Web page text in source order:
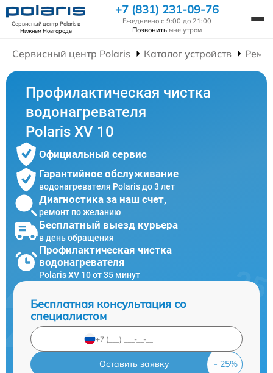
Сервисный центр Polarisв
Нижнем Новгороде
+7 (831) 231-09-76
Ежедневно с 9:00 до 21:00
Позвонить мне утром
Сервисный центр Polaris Каталог устройств
Профилактическая чистка
водонагревателя
Polaris XV 10
Официальный сервис
Гарантийное обслуживание
водонагревателя Polaris до 3 лет
Диагностика за наш счет,
ремонт по желанию
Бесплатный выезд курьера
в день обращения
Профилактическая чистка
водонагревателя
Polaris XV 10 от 35 минут
Бесплатная консультация со
специалистом
Оставить заявку